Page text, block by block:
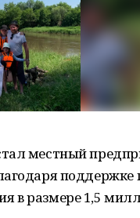
местный
поддержке
в размере 1,5